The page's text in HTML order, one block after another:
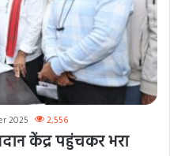
2025 2,556
केंद्र पहुंचकर भरा